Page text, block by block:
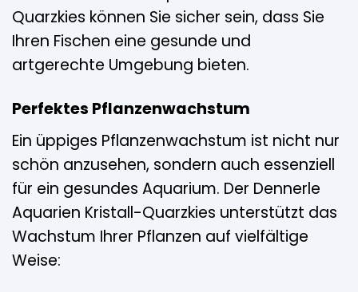
Quarzkies können Sie sicher sein, dass Sie
Ihren Fischen eine gesunde und
artgerechte Umgebung bieten.
Perfektes Pflanzenwachstum
Ein üppiges Pflanzenwachstum ist nicht nur
schön anzusehen, sondern auch essenziell
für ein gesundes Aquarium. Der Dennerle
Aquarien Kristall-Quarzkies unterstützt das
Wachstum Ihrer Pflanzen auf vielfältige
Weise: